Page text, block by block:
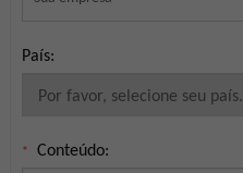
País:
* Conteúdo: